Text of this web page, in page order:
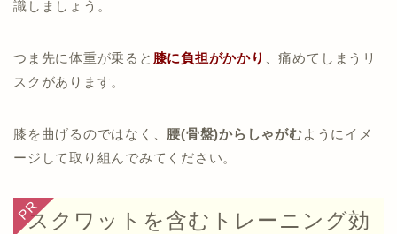
識しましょう。
つま先に体重が乗ると 膝に負担がかかり
、痛めてしまうリ
スクがあります。
膝を曲げるのではなく、 腰(骨盤)からしゃがむようにイメ
ージして取り組んでみてください。
スクワットを含むトレーニング効